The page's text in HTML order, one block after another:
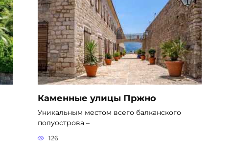
Каменные улицы Пржно
Уникальным местом всего балканского
полуострова –
126